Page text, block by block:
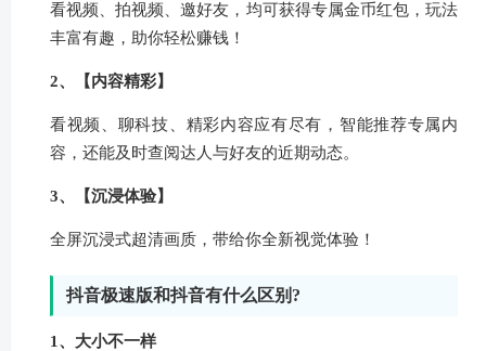
看视频、拍视频、邀好友，均可获得专属金币红包，玩法
丰富有趣，助你轻松赚钱！
2、【内容精彩】
看视频、聊科技、精彩内容应有尽有，智能推荐专属内
容，还能及时查阅达人与好友的近期动态。
3、【沉浸体验】
全屏沉浸式超清画质，带给你全新视觉体验！
抖音极速版和抖音有什么区别?
1、大小不一样